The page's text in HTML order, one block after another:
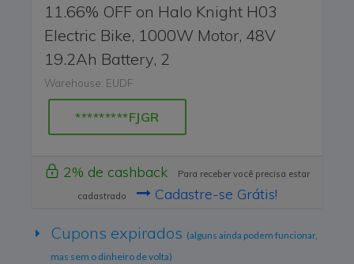
11.66% OFF on Halo Knight H03
Electric Bike, 1000W Motor, 48V
19.2Ah Battery, 2
Warehouse: EUDF
*********FJGR
2% de cashback
Para receber você precisa estar
cadastrado
Cadastre-se Grátis!
Cupons expirados (alguns ainda podem funcionar,
mas sem o dinheiro de volta)